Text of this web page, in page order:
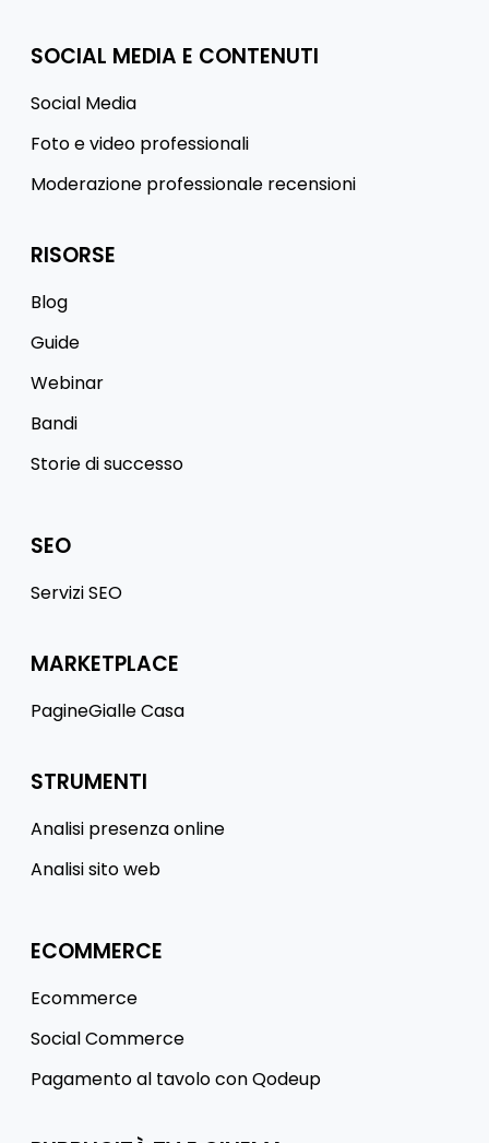
SOCIAL MEDIA E CONTENUTI
Social Media
Foto e video professionali
Moderazione professionale recensioni
RISORSE
Blog
Guide
Webinar
Bandi
Storie di successo
SEO
Servizi SEO
MARKETPLACE
PagineGialle Casa
STRUMENTI
Analisi presenza online
Analisi sito web
ECOMMERCE
Ecommerce
Social Commerce
Pagamento al tavolo con Qodeup